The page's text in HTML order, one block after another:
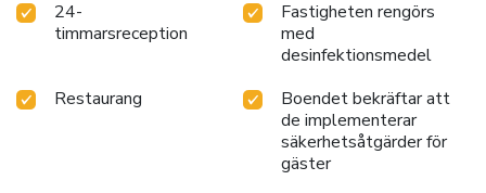
24-
timmarsreception
Fastigheten rengörs
med
desinfektionsmedel
Restaurang
Boendet bekräftar att
de implementerar
säkerhetsåtgärder för
gäster